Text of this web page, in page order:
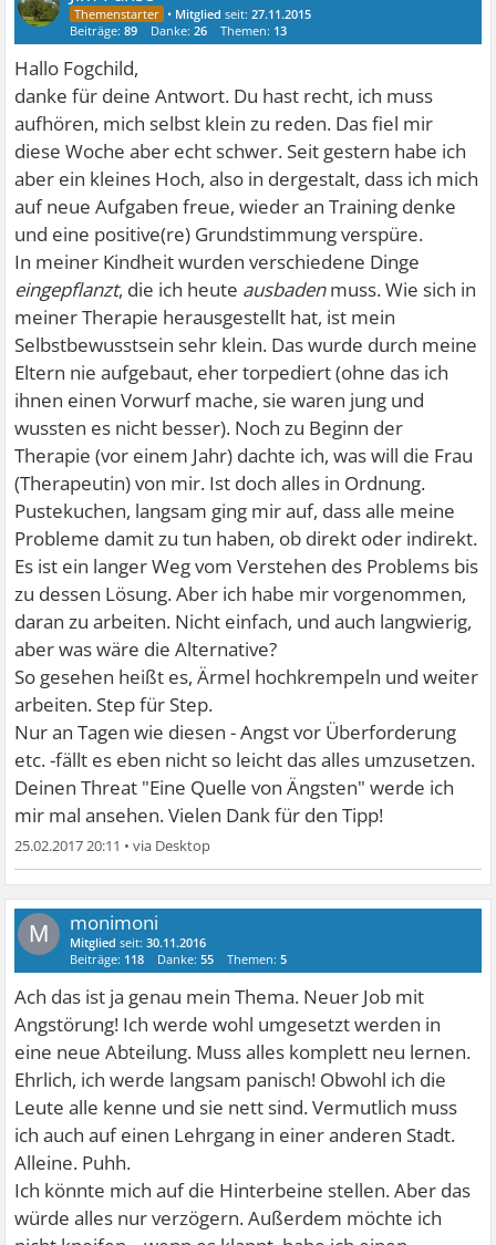
• Mitglied seit:27.11.2015
Beiträge:89 Danke:26 Themen: 13
Hallo Fogchild,
danke für deine Antwort. Du hast recht, ich muss
aufhören, mich selbst klein zu reden. Das fiel mir
diese Woche aber echt schwer. Seit gestern habe ich
aber ein kleines Hoch, also in dergestalt, dass ich mich
auf neue Aufgaben freue, wieder an Training denke
und eine positive(re) Grundstimmung verspüre.
In meiner Kindheit wurden verschiedene Dinge
eingepflanzt, die ich heute ausbadenmuss. Wie sich in
meiner Therapie herausgestellt hat, ist mein
Selbstbewusstsein sehr klein. Das wurde durch meine
Eltern nie aufgebaut, eher torpediert (ohne das ich
ihnen einen Vorwurf mache, sie waren jung und
wussten es nicht besser). Noch zu Beginn der
Therapie (vor einem Jahr) dachte ich, was will die Frau
(Therapeutin) von mir. Ist doch alles in Ordnung.
Pustekuchen, langsam ging mir auf, dass alle meine
Probleme damit zu tun haben, ob direkt oder indirekt.
Es ist ein langer Weg vom Verstehen des Problems bis
zu dessen Lösung. Aber ich habe mir vorgenommen,
daran zu arbeiten. Nicht einfach, und auch langwierig,
aber was wäre die Alternative?
So gesehen heißt es, Ärmel hochkrempeln und weiter
arbeiten. Step für Step.
Nur an Tagen wie diesen - Angst vor Überforderung
etc. -fällt es eben nicht so leicht das alles umzusetzen.
Deinen Threat "Eine Quelle von Ängsten" werde ich
mir mal ansehen. Vielen Dank für den Tipp!
25.02.2017 20:11 •
M monimoni
Mitglied seit:30.11.2016
Beiträge: 118 Danke:55 Themen:5
Ach das ist ja genau mein Thema. Neuer Job mit
Angstörung! Ich werde wohl umgesetzt werden in
eine neue Abteilung. Muss alles komplett neu lernen.
Ehrlich, ich werde langsam panisch! Obwohl ich die
Leute alle kenne und sie nett sind. Vermutlich muss
ich auch auf einen Lehrgang in einer anderen Stadt.
Alleine. Puhh.
Ich könnte mich auf die Hinterbeine stellen. Aber das
würde alles nur verzögern. Außerdem möchte ich